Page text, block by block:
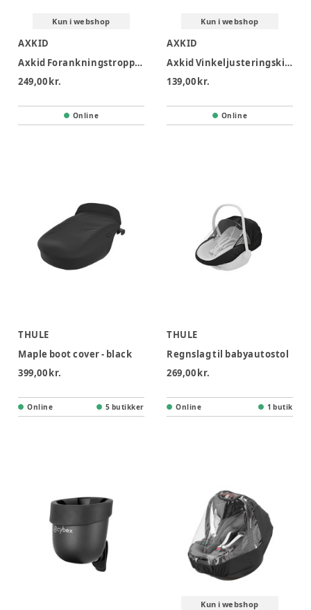
Kun i webshop
AXKID
Axkid Forankningstropper til Movekid / Move Minikid 4 Pro
249,00 kr.
Online
Kun i webshop
AXKID
Axkid Vinkeljusteringskile
139,00 kr.
Online
THULE
Maple boot cover - black
399,00 kr.
Online 5 butikker
THULE
Regnslag til babyautostol
269,00 kr.
Online 1 butik
Kun i webshop